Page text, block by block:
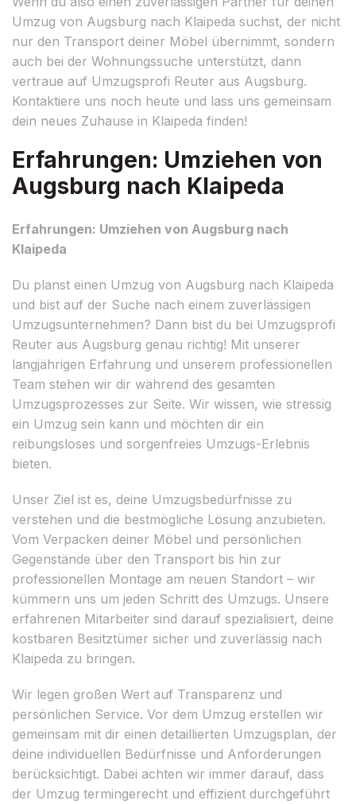
Umzug von Augsburg nach Klaipeda suchst, der nicht
nur den Transport deiner Möbel übernimmt, sondern
auch bei der Wohnungssuche unterstützt, dann
vertraue auf Umzugsprofi Reuter aus Augsburg.
Kontaktiere uns noch heute und lass uns gemeinsam
dein neues Zuhause in Klaipeda finden!
Erfahrungen: Umziehen von
Augsburg nach Klaipeda
Erfahrungen: Umziehen von Augsburg nach
Klaipeda
Du planst einen Umzug von Augsburg nach Klaipeda
und bist auf der Suche nach einem zuverlässigen
Umzugsunternehmen? Dann bist du bei Umzugsprofi
Reuter aus Augsburg genau richtig! Mit unserer
langjährigen Erfahrung und unserem professionellen
Team stehen wir dir während des gesamten
Umzugsprozesses zur Seite. Wir wissen, wie stressig
ein Umzug sein kann und möchten dir ein
reibungsloses und sorgenfreies Umzugs-Erlebnis
bieten.
Unser Ziel ist es, deine Umzugsbedürfnisse zu
verstehen und die bestmögliche Lösung anzubieten.
Vom Verpacken deiner Möbel und persönlichen
Gegenstände über den Transport bis hin zur
professionellen Montage am neuen Standort – wir
kümmern uns um jeden Schritt des Umzugs. Unsere
erfahrenen Mitarbeiter sind darauf spezialisiert, deine
kostbaren Besitztümer sicher und zuverlässig nach
Klaipeda zu bringen.
Wir legen großen Wert auf Transparenz und
persönlichen Service. Vor dem Umzug erstellen wir
gemeinsam mit dir einen detaillierten Umzugsplan, der
deine individuellen Bedürfnisse und Anforderungen
berücksichtigt. Dabei achten wir immer darauf, dass
der Umzug termingerecht und effizient durchgeführt